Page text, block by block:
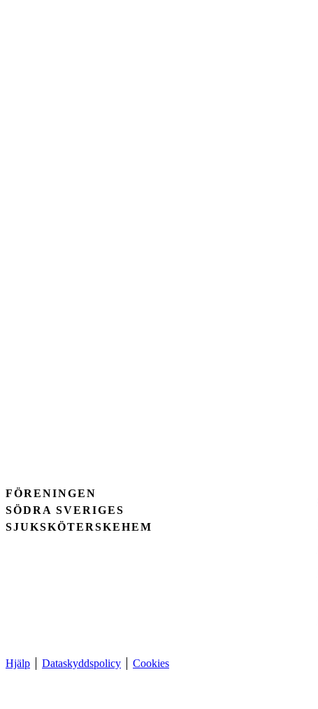
FÖRENINGEN
SÖDRA SVERIGES
SJUKSKÖTERSKEHEM
Hjälp Dataskyddspolicy Cookies